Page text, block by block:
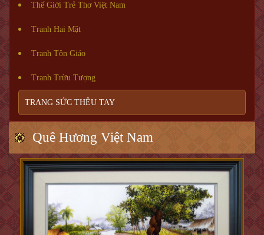
Thế Giới Trẻ Thơ Việt Nam
Tranh Hai Mặt
Tranh Tôn Giáo
Tranh Trừu Tượng
TRANG SỨC THÊU TAY
Quê Hương Việt Nam